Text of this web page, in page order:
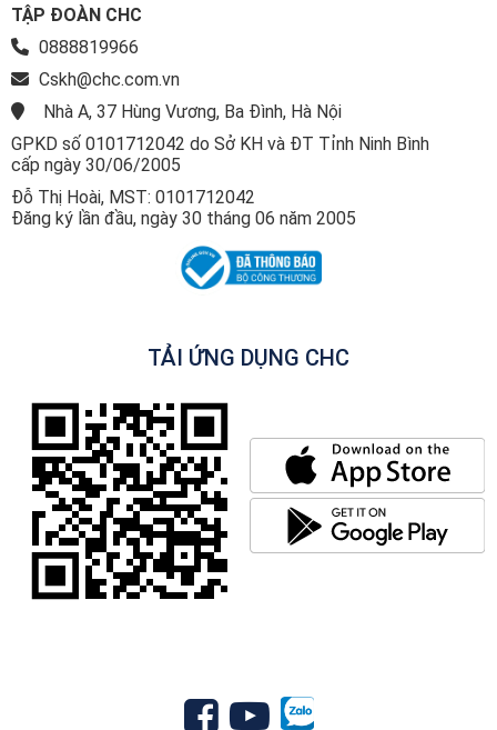
TẬP ĐOÀN CHC
0888819966
Cskh@chc.com.vn
Nhà A, 37 Hùng Vương, Ba Đình, Hà Nội
GPKD số 0101712042 do Sở KH và ĐT Tỉnh Ninh Bình
cấp ngày 30/06/2005
Đỗ Thị Hoài, MST: 0101712042
Đăng ký lần đầu, ngày 30 tháng 06 năm 2005
TẢI ỨNG DỤNG CHC